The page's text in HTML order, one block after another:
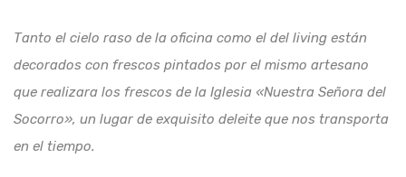
Tanto el cielo raso de la oficina como el del living están
decorados con frescos pintados por el mismo artesano
que realizara los frescos de la Iglesia «Nuestra Señora del
Socorro», un lugar de exquisito deleite que nos transporta
en el tiempo.